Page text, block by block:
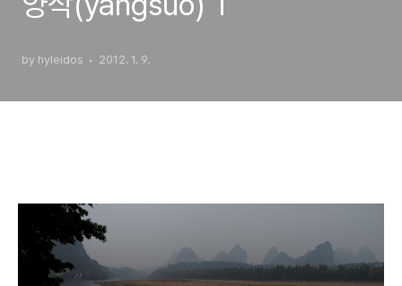
by hyleidos 2012. 1. 9.